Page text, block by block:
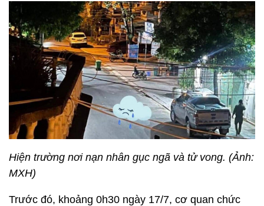
Hiện trường nơi nạn nhân gục ngã và tử vong. (Ảnh:
MXH)
Trước đó, khoảng 0h30 ngày 17/7, cơ quan chức